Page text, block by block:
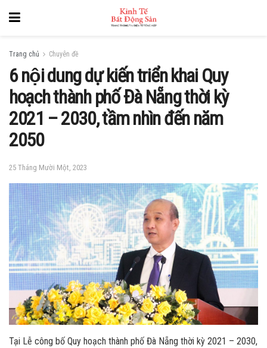
Trang chủ Chuyên đề
6 nội dung dự kiến triển khai Quy
hoạch thành phố Đà Nẵng thời kỳ
2021 – 2030, tầm nhìn đến năm
2050
25 Tháng Mười Một, 2023
Tại Lễ công bố Quy hoạch thành phố Đà Nẵng thời kỳ 2021 – 2030,